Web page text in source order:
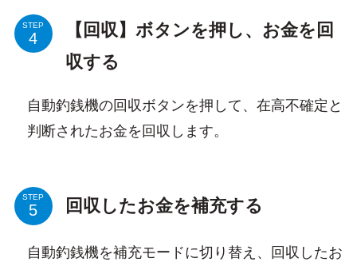
STEP
【回収】ボタンを押し、お金を回
収する
自動釣銭機の回収ボタンを押して、在高不確定と
判断されたお金を回収します。
STEP 回収したお金を補充する
自動釣銭機を補充モードに切り替え、回収したお